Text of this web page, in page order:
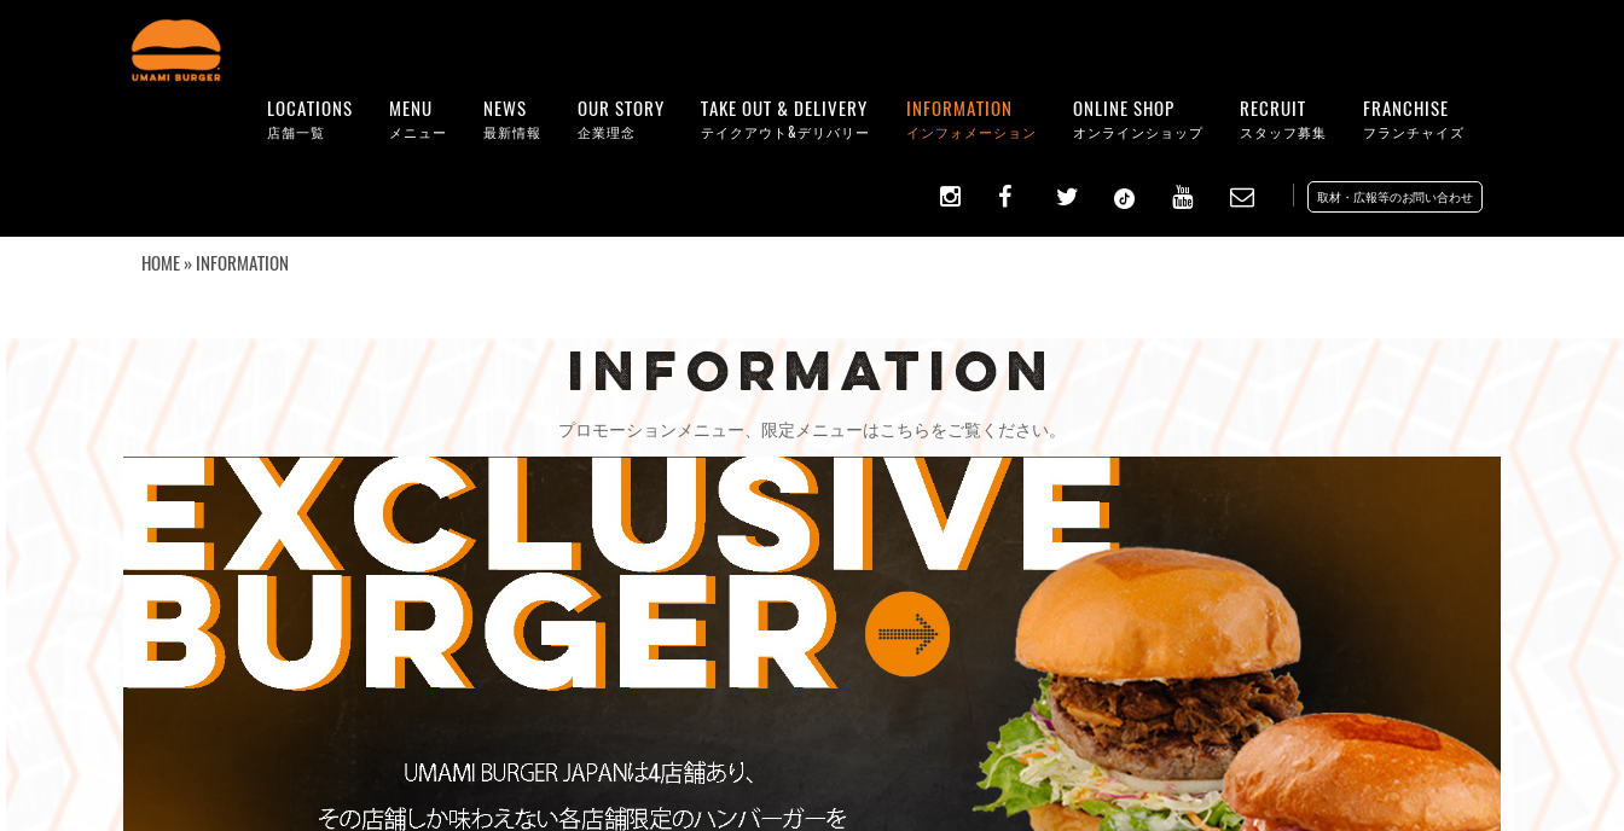
LOCATIONS
店舗一覧
MENU
メニュー
NEWS
最新情報
OUR STORY
企業理念
TAKE OUT & DELIVERY
テイクアウト&デリバリー
INFORMATION
インフォメーション
ONLINE SHOP
オンラインショップ
RECRUIT
スタッフ募集
FRANCHISE
フランチャイズ
取材・広報等のお問い合わせ
HOME» INFORMATION
INFORMATION
プロモーションメニュー、限定メニューはこちらをご覧ください。